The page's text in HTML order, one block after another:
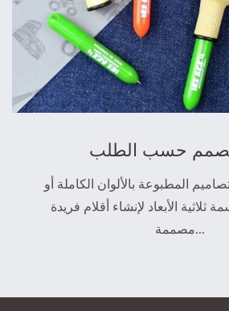
حسب الطلب
المطبوعة بالألوان الكاملة أو
ثلاثية الأبعاد لإنشاء أقلام فريدة
مصممة...